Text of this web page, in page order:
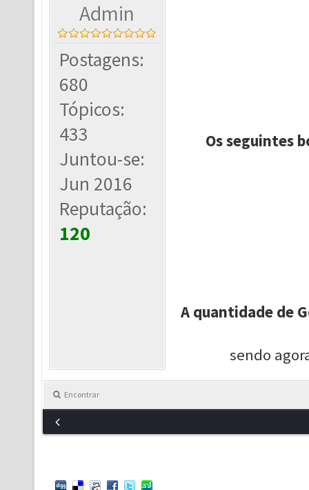
Admin
Postagens:
680
Tópicos:
433
Juntou-se:
Jun 2016
Reputação:
120
Os seguintes
A quantidade de
sendo
Encontrar